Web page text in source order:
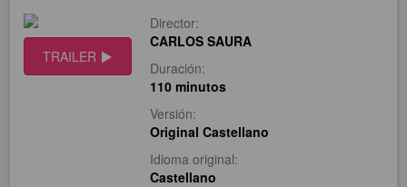
TRAILER
Director:
CARLOS SAURA
Duración:
110 minutos
Versión:
Original Castellano
Idioma original:
Castellano